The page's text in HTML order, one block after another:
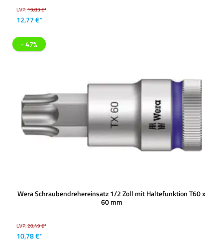
UVP:19,83 €*
12,77 €*
- 47%
Wera Schraubendrehereinsatz 1/2 Zoll mit Haltefunktion T60 x
60 mm
UVP:20,49 €*
10,78 €*